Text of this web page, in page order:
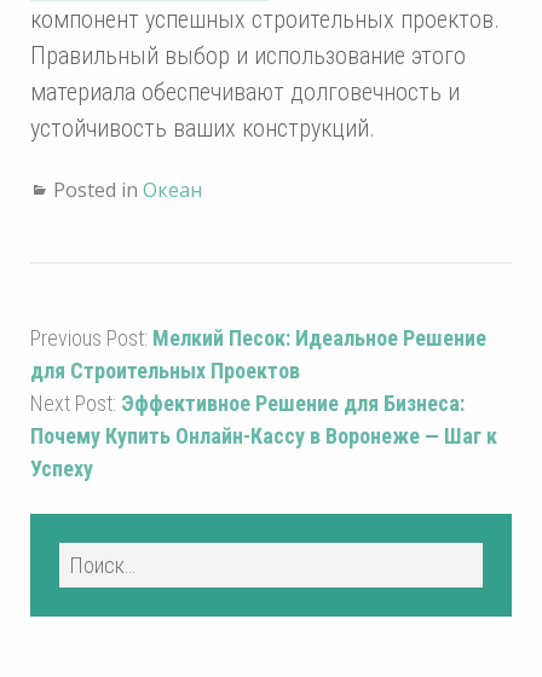
компонент успешных строительных проектов.
Правильный выбор и использование этого
материала обеспечивают долговечность и
устойчивость ваших конструкций.
Posted in Океан
Previous Post: Мелкий Песок: Идеальное Решение
для Строительных Проектов
Next Post: Эффективное Решение для Бизнеса:
Почему Купить Онлайн-Кассу в Воронеже — Шаг к
Успеху